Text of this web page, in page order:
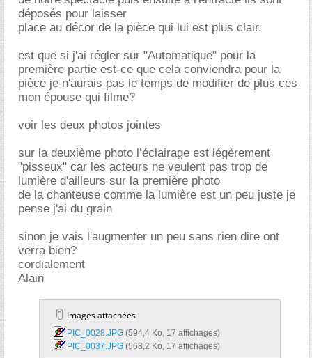
déposés pour laisser
place au décor de la pièce qui lui est plus clair.
est que si j'ai régler sur "Automatique" pour la
première partie est-ce que cela conviendra pour la
pièce je n'aurais pas le temps de modifier de plus ces
mon épouse qui filme?
voir les deux photos jointes
sur la deuxième photo l’éclairage est légèrement
"pisseux" car les acteurs ne veulent pas trop de
lumière d'ailleurs sur la première photo
de la chanteuse comme la lumière est un peu juste je
pense j'ai du grain
sinon je vais l'augmenter un peu sans rien dire ont
verra bien?
cordialement
Alain
Images attachées
PIC_0028.JPG‎ (594,4 Ko, 17 affichages)
PIC_0037.JPG‎ (568,2 Ko, 17 affichages)